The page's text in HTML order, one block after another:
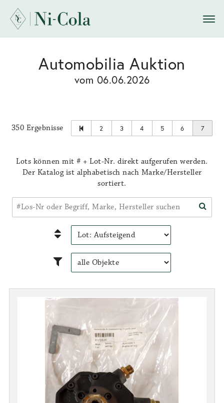
Automobilia Auktion
vom 06.06.2026
350 Ergebnisse 2 3 4 5 6 7
Lots können mit # + Lot-Nr. direkt aufgerufen werden.
Der Katalog ist alphabetisch nach Marke/Hersteller
sortiert.